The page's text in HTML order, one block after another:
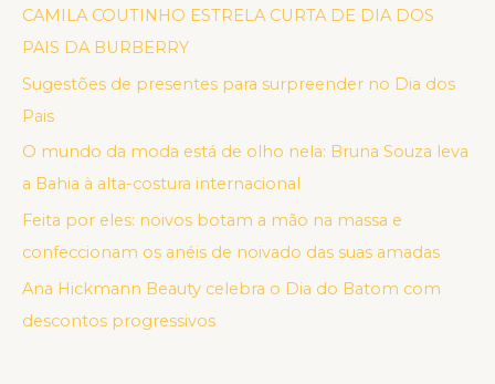
CAMILA COUTINHO ESTRELA CURTA DE DIA DOS
PAIS DA BURBERRY
Sugestões de presentes para surpreender no Dia dos
Pais
O mundo da moda está de olho nela: Bruna Souza leva
a Bahia à alta-costura internacional
Feita por eles: noivos botam a mão na massa e
confeccionam os anéis de noivado das suas amadas
Ana Hickmann Beauty celebra o Dia do Batom com
descontos progressivos